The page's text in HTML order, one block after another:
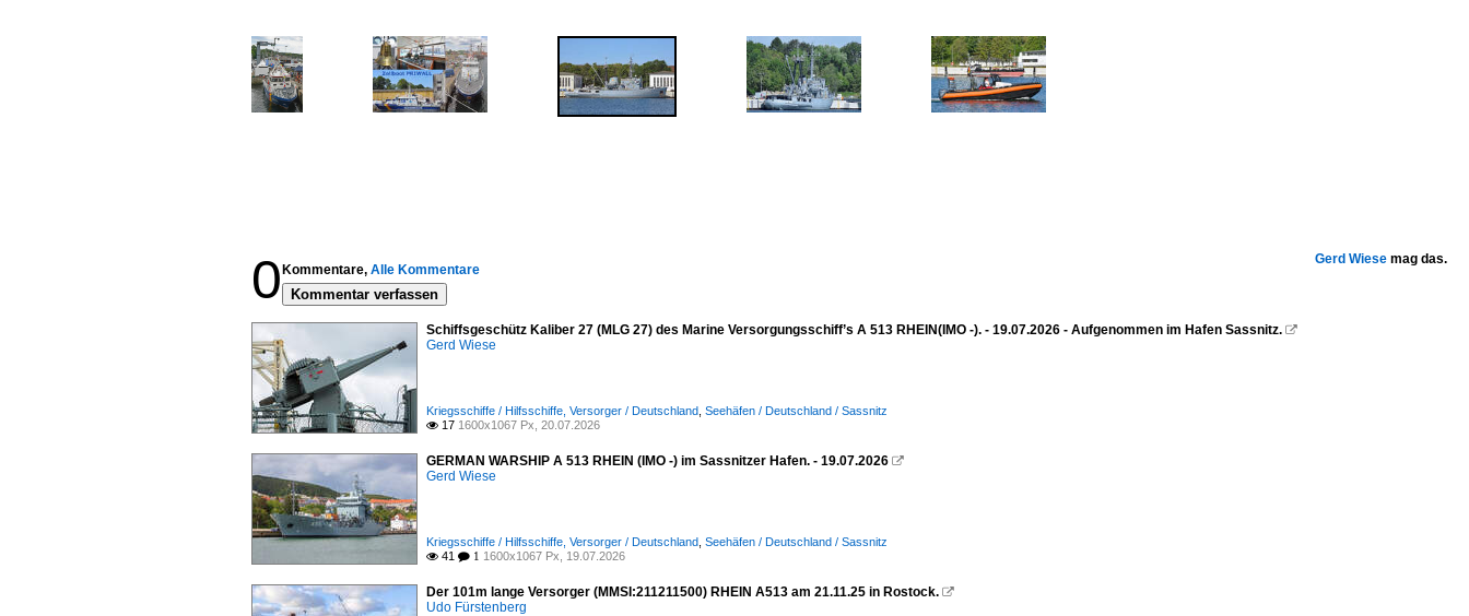
Gerd Wiese mag das.
0 Kommentare, Alle Kommentare
Kommentar verfassen
Schiffsgeschütz Kaliber 27 (MLG 27) des Marine Versorgungsschiff’s A 513 RHEIN(IMO -). - 19.07.2026 - Aufgenommen im Hafen Sassnitz. 
Gerd Wiese
Kriegsschiffe / Hilfsschiffe, Versorger / Deutschland Seehäfen / Deutschland / Sassnitz
 17 1600x1067 Px, 20.07.2026
GERMAN WARSHIP A 513 RHEIN (IMO -) im Sassnitzer Hafen. - 19.07.2026 
Gerd Wiese
Kriegsschiffe / Hilfsschiffe, Versorger / Deutschland Seehäfen / Deutschland / Sassnitz
 41  1 1600x1067 Px, 19.07.2026
Der 101m lange Versorger (MMSI:211211500) RHEIN A513 am 21.11.25 in Rostock. 
Udo Fürstenberg